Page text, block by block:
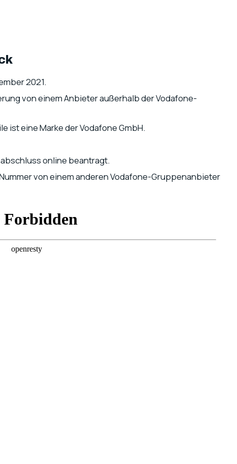
2021.
von einem Anbieter außerhalb der Vodafone-
ist eine Marke der Vodafone GmbH.
online beantragt.
von einem anderen Vodafone-Gruppenanbieter